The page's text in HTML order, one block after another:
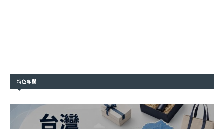
特色專欄